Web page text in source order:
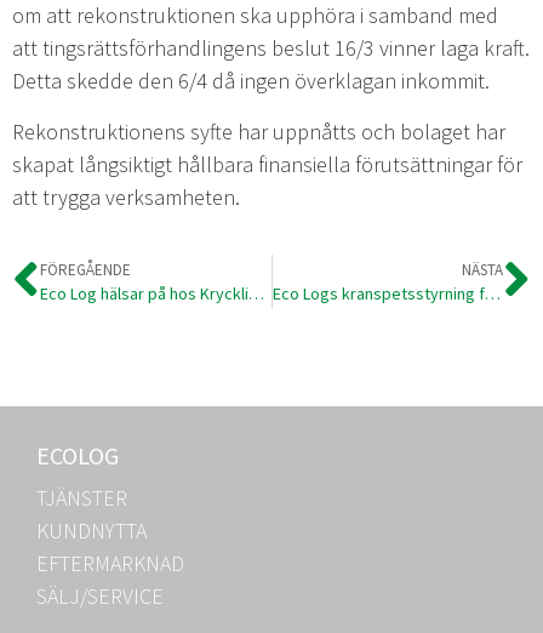
om att rekonstruktionen ska upphöra i samband med
att tingsrättsförhandlingens beslut 16/3 vinner laga kraft.
Detta skedde den 6/4 då ingen överklagan inkommit.
Rekonstruktionens syfte har uppnåtts och bolaget har
skapat långsiktigt hållbara finansiella förutsättningar för
att trygga verksamheten.
FÖREGÅENDE
Eco Log hälsar på hos Krycklinge Skog
NÄSTA
Eco Logs kranspetsstyrning för skotare är här
ECOLOG
TJÄNSTER
KUNDNYTTA
EFTERMARKNAD
SÄLJ/SERVICE